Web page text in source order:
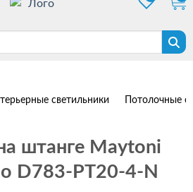
светильники Потолочные
штанге Maytoni
D783-PT20-4-N